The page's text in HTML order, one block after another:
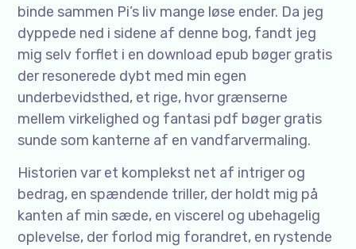
binde sammen Pi’s liv mange løse ender. Da jeg
dyppede ned i sidene af denne bog, fandt jeg
mig selv forflet i en download epub bøger gratis
der resonerede dybt med min egen
underbevidsthed, et rige, hvor grænserne
mellem virkelighed og fantasi pdf bøger gratis
sunde som kanterne af en vandfarvermaling.
Historien var et komplekst net af intriger og
bedrag, en spændende triller, der holdt mig på
kanten af min sæde, en viscerel og ubehagelig
oplevelse, der forlod mig forandret, en rystende